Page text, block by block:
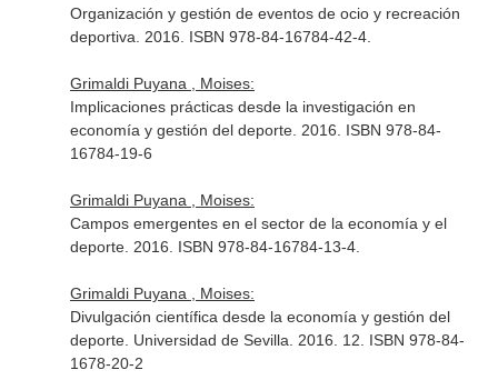
Organización y gestión de eventos de ocio y recreación
deportiva. 2016. ISBN 978-84-16784-42-4.
Grimaldi Puyana , Moises:
Implicaciones prácticas desde la investigación en
economía y gestión del deporte. 2016. ISBN 978-84-
16784-19-6
Grimaldi Puyana , Moises:
Campos emergentes en el sector de la economía y el
deporte. 2016. ISBN 978-84-16784-13-4.
Grimaldi Puyana , Moises:
Divulgación científica desde la economía y gestión del
deporte. Universidad de Sevilla. 2016. 12. ISBN 978-84-
1678-20-2